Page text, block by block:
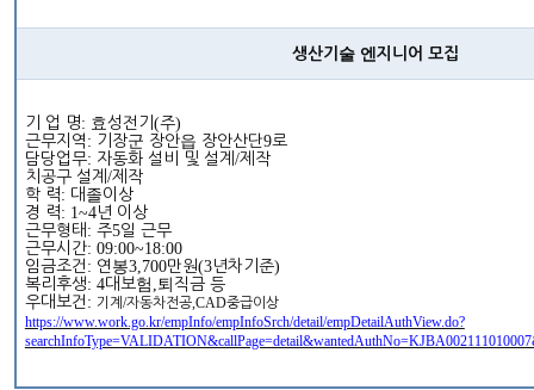
생산기술 엔지니어 모집
기 업 명: 효성전기 (주)
근무지역 : 기장군 장안읍 장안산단9로
담당업무: 자동화 설비 및 설계 /제작
치공구 설계 /제작
학 력: 대졸이상
경 력: 1~4년 이상
근무형태 : 주5일 근무
근무시간: 09:00~18:00
임금조건 : 연봉3,700만원(3년차기준)
복리후생: 4대보험 ,퇴직금 등
우대보건 : 기계 /자동차전공,CAD중급이상
https://www.work.go.kr/empInfo/empInfoSrch/detail/empDetailAuthView.do?